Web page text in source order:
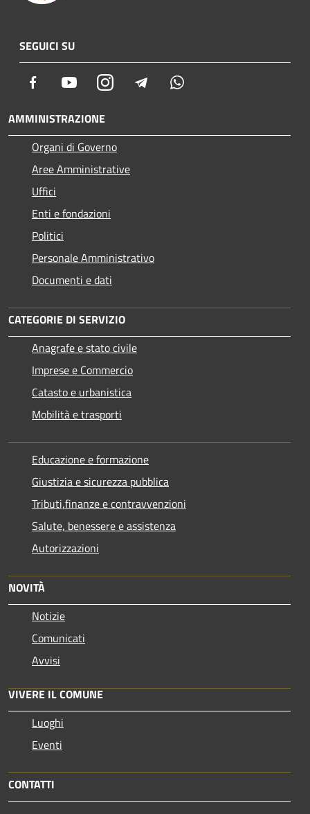
SEGUICI SU
Facebook YoutubeInstagram Telegram
AMMINISTRAZIONE
Organi di Governo
Aree Amministrative
Uffici
Enti e fondazioni
Politici
Personale Amministrativo
Documenti e dati
CATEGORIE DI SERVIZIO
Anagrafe e stato civile
Imprese e Commercio
Catasto e urbanistica
Mobilità e trasporti
Educazione e formazione
Giustizia e sicurezza pubblica
Tributi,finanze e contravvenzioni
Salute, benessere e assistenza
Autorizzazioni
NOVITÀ
Notizie
Comunicati
Avvisi
VIVERE IL COMUNE
Luoghi
Eventi
CONTATTI